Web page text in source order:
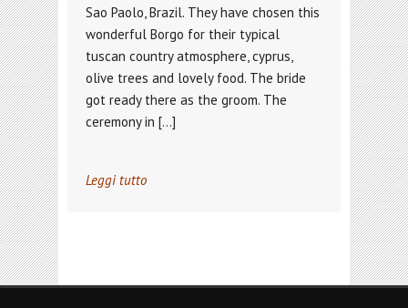
Sao Paolo, Brazil. They have chosen this
wonderful Borgo for their typical
tuscan country atmosphere, cyprus,
olive trees and lovely food. The bride
got ready there as the groom. The
ceremony in […]
Leggi tutto